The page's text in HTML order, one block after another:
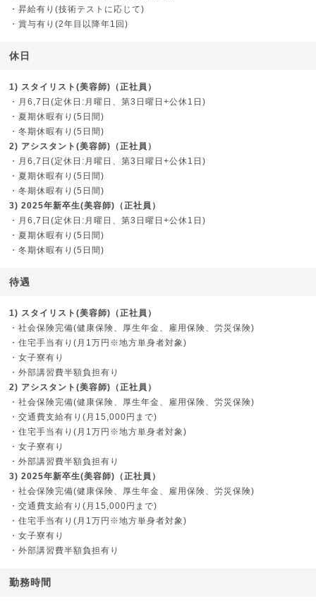
・昇給有り(技術テストに応じて)
・賞与有り(2年目以降年1回)
休日
1) スタイリスト(美容師)（正社員）
・月6,7日(定休日:月曜日、第3日曜日+公休1日)
・夏期休暇有り(5日間)
・冬期休暇有り(5日間)
2) アシスタント(美容師)（正社員）
・月6,7日(定休日:月曜日、第3日曜日+公休1日)
・夏期休暇有り(5日間)
・冬期休暇有り(5日間)
3) 2025年新卒生(美容師)（正社員）
・月6,7日(定休日:月曜日、第3日曜日+公休1日)
・夏期休暇有り(5日間)
・冬期休暇有り(5日間)
待遇
1) スタイリスト(美容師)（正社員）
・社会保険完備(健康保険、厚生年金、雇用保険、労災保険)
・住宅手当有り(月1万円※地方単身者対象)
・女子寮有り
・外部講習費半額負担有り
2) アシスタント(美容師)（正社員）
・社会保険完備(健康保険、厚生年金、雇用保険、労災保険)
・交通費支給有り(月15,000円まで)
・住宅手当有り(月1万円※地方単身者対象)
・女子寮有り
・外部講習費半額負担有り
3) 2025年新卒生(美容師)（正社員）
・社会保険完備(健康保険、厚生年金、雇用保険、労災保険)
・交通費支給有り(月15,000円まで)
・住宅手当有り(月1万円※地方単身者対象)
・女子寮有り
・外部講習費半額負担有り
勤務時間